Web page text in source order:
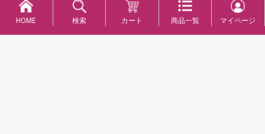
商品詳細へ
商品詳細へ
HOME 検索 カート 商品一覧 マイページ